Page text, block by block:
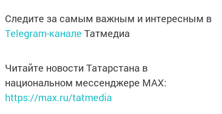
Следите за самым важным и интересным в
Telegram-канале Татмедиа
Читайте новости Татарстана в
национальном мессенджере MАХ:
https://max.ru/tatmedia